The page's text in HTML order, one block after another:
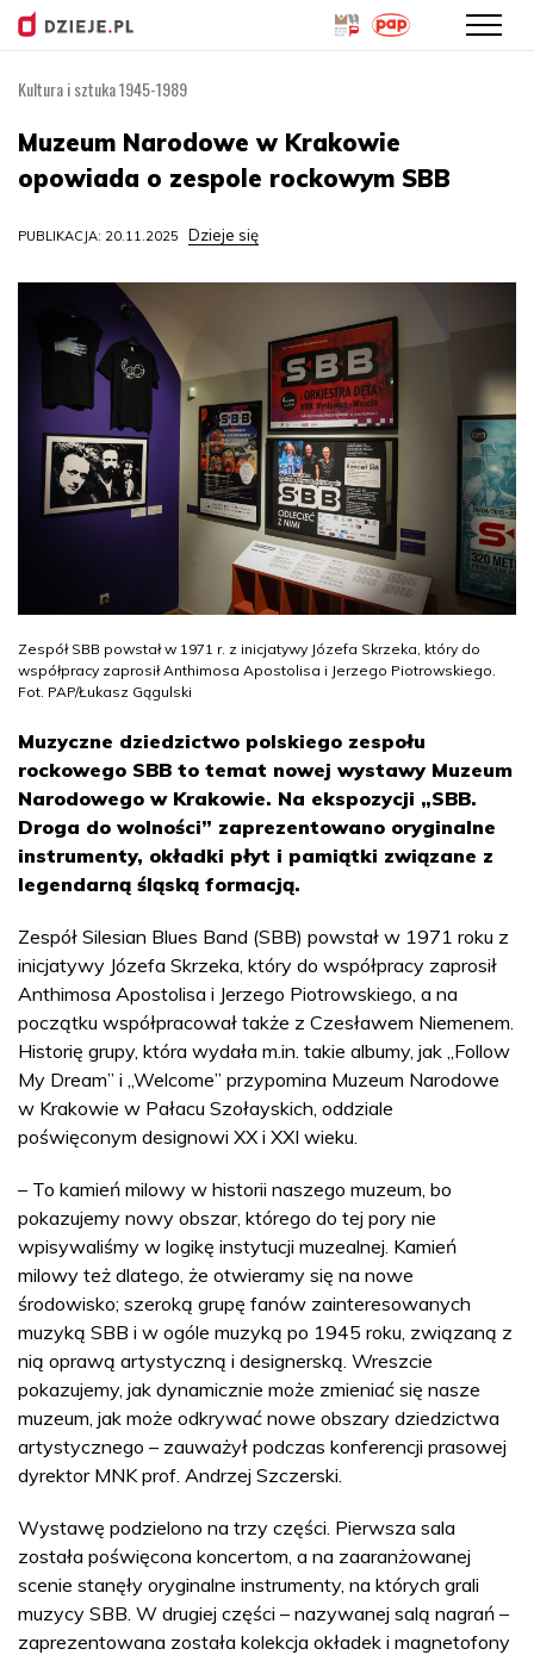
treści
Kultura i sztuka 1945-1989
Muzeum Narodowe w Krakowie
opowiada o zespole rockowym SBB
PUBLIKACJA: 20.11.2025 Dzieje się
Zespół SBB powstał w 1971 r. z inicjatywy Józefa Skrzeka, który do
współpracy zaprosił Anthimosa Apostolisa i Jerzego Piotrowskiego.
Fot. PAP/Łukasz Gągulski
Muzyczne dziedzictwo polskiego zespołu
rockowego SBB to temat nowej wystawy Muzeum
Narodowego w Krakowie. Na ekspozycji „SBB.
Droga do wolności” zaprezentowano oryginalne
instrumenty, okładki płyt i pamiątki związane z
legendarną śląską formacją.
Zespół Silesian Blues Band (SBB) powstał w 1971 roku z
inicjatywy Józefa Skrzeka, który do współpracy zaprosił
Anthimosa Apostolisa i Jerzego Piotrowskiego, a na
początku współpracował także z Czesławem Niemenem.
Historię grupy, która wydała m.in. takie albumy, jak „Follow
My Dream” i „Welcome” przypomina Muzeum Narodowe
w Krakowie w Pałacu Szołayskich, oddziale
poświęconym designowi XX i XXI wieku.
– To kamień milowy w historii naszego muzeum, bo
pokazujemy nowy obszar, którego do tej pory nie
wpisywaliśmy w logikę instytucji muzealnej. Kamień
milowy też dlatego, że otwieramy się na nowe
środowisko; szeroką grupę fanów zainteresowanych
muzyką SBB i w ogóle muzyką po 1945 roku, związaną z
nią oprawą artystyczną i designerską. Wreszcie
pokazujemy, jak dynamicznie może zmieniać się nasze
muzeum, jak może odkrywać nowe obszary dziedzictwa
artystycznego – zauważył podczas konferencji prasowej
dyrektor MNK prof. Andrzej Szczerski.
Wystawę podzielono na trzy części. Pierwsza sala
została poświęcona koncertom, a na zaaranżowanej
scenie stanęły oryginalne instrumenty, na których grali
muzycy SBB. W drugiej części – nazywanej salą nagrań –
zaprezentowana została kolekcja okładek i magnetofony